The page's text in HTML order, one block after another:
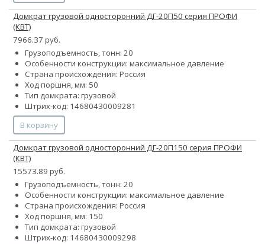
Домкрат грузовой односторонний ДГ-20П50 серия ПРОФИ
(КВТ)
7966.37 руб.
Грузоподъемность, тонн: 20
Особенности конструкции: максимальное давление
Страна происхождения: Россия
Ход поршня, мм: 50
Тип домкрата: грузовой
Штрих-код: 14680430009281
В корзину
Домкрат грузовой односторонний ДГ-20П150 серия ПРОФИ
(КВТ)
15573.89 руб.
Грузоподъемность, тонн: 20
Особенности конструкции: максимальное давление
Страна происхождения: Россия
Ход поршня, мм: 150
Тип домкрата: грузовой
Штрих-код: 14680430009298